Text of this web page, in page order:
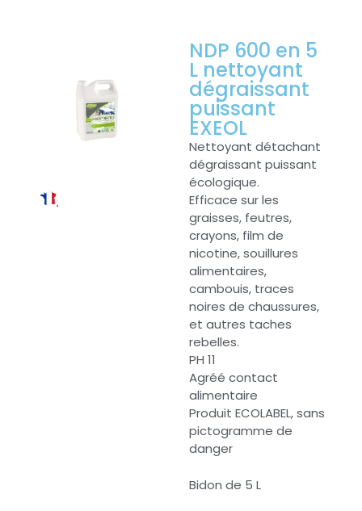
NDP 600 en 5
L nettoyant
dégraissant
puissant
EXEOL
Nettoyant détachant
dégraissant puissant
écologique.
Efficace sur les
graisses, feutres,
crayons, film de
nicotine, souillures
alimentaires,
cambouis, traces
noires de chaussures,
et autres taches
rebelles.
PH 11
Agréé contact
alimentaire
Produit ECOLABEL, sans
pictogramme de
danger
Bidon de 5 L